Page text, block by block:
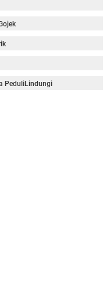
PeduliLindungi